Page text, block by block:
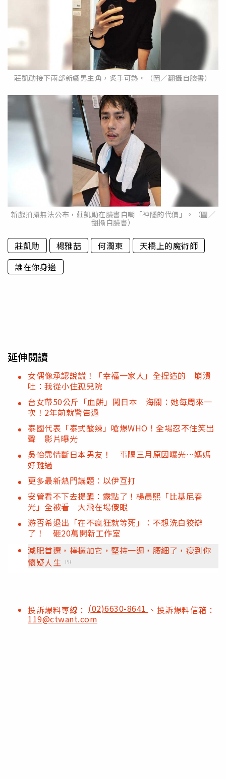
莊凱勛接下兩部新戲男主角，炙手可熱。（圖／翻攝自臉書）
新戲拍攝無法公布，莊凱勛在臉書自嘲「神隱的代價」。（圖／
翻攝自臉書）
莊凱勛 楊雅喆 何潤東
天橋上的魔術師
誰在你身邊
延伸閱讀
女偶像承認說謊！「幸福一家人」全捏造的 崩潰
吐：我從小住孤兒院
台女帶50公斤「血餅」闖日本 海關：她每周來一
次！2年前就警告過
泰國代表「泰式酸辣」嗆爆WHO！全場忍不住笑出
聲 影片曝光
吳怡霈情斷日本男友！ 事隔三月原因曝光…媽媽
好難過
更多最新熱門議題：以伊互打
安管看不下去提醒：露點了！楊晨熙「比基尼春
光」全被看 大飛在場傻眼
游否希退出「在不瘋狂就等死」：不想洗白狡辯
了！ 砸20萬開新工作室
減肥首選，檸檬加它，堅持一週，腰細了，瘦到你
懷疑人生 PR
投訴爆料專線： (02)6630-8641 、投訴爆料信箱：
119@ctwant.com